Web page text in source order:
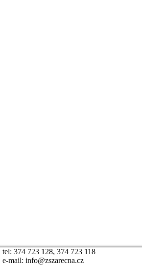
tel: 374 723 128, 374 723 118
e-mail: info@zszarecna.cz